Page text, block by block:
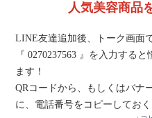
人気美容商品
LINE友達追加後、トーク画面
『 0270237563 』を入力する
ます！
QRコードから、もしくはバナ
に、電話番号をコピーしておく